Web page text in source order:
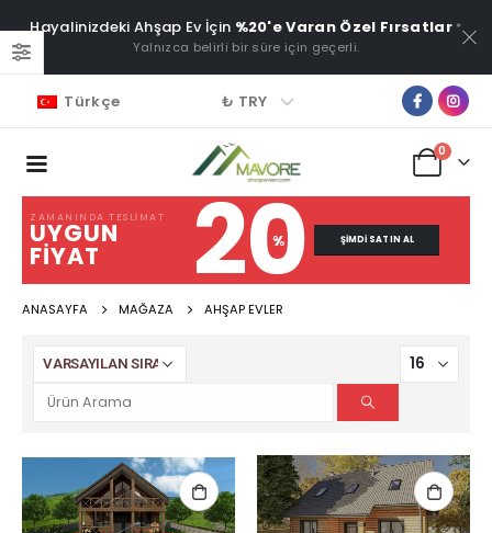
Hayalinizdeki Ahşap Ev İçin %20'e Varan Özel Fırsatlar *
Yalnızca belirli bir süre için geçerli.
Türkçe ₺ TRY
0
ZAMANINDA TESLIMAT
UYGUN
FIYAT 20
% ŞIMDI SATIN AL
ANASAYFA MAĞAZA AHŞAP EVLER